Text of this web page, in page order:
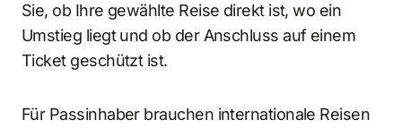
Sie, ob Ihre gewählte Reise direkt ist, wo ein
Umstieg liegt und ob der Anschluss auf einem
Ticket geschützt ist.
Für Passinhaber brauchen internationale Reisen